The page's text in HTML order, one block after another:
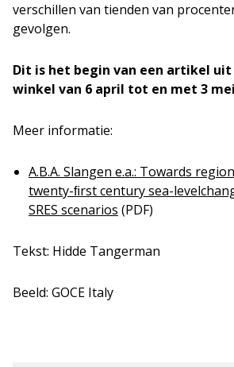
verschillen van tienden van
gevolgen.
Dit is het begin van een artikel uit
winkel van 6 april tot en met 3
Meer informatie:
A.B.A. Slangen e.a.: Towards
twenty-ﬁrst century sea-
SRES scenarios (PDF)
Tekst: Hidde Tangerman
Beeld: GOCE Italy